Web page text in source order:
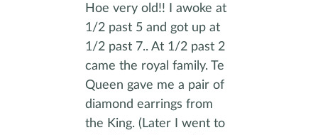
Hoe very old!! I awoke at
1/2 past 5 and got up at
1/2 past 7.. At 1/2 past 2
came the royal family. Te
Queen gave me a pair of
diamond earrings from
the King. (Later I went to